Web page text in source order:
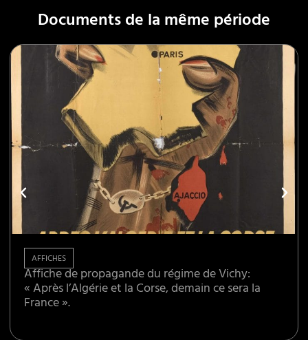
Documents de la même période
AFFICHES
Affiche de propagande du régime de Vichy:
« Après l’Algérie et la Corse, demain ce sera la
France ».